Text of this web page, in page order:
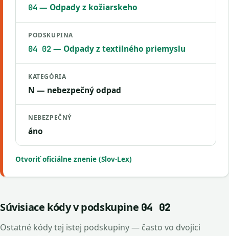
04 — Odpady z kožiarskeho
PODSKUPINA
04 02— Odpady z textilného priemyslu
KATEGÓRIA
N — nebezpečný odpad
NEBEZPEČNÝ
áno
Otvoriť oficiálne znenie (Slov-Lex)
Súvisiace kódy v podskupine 04 02
Ostatné kódy tej istej podskupiny — často vo dvojici